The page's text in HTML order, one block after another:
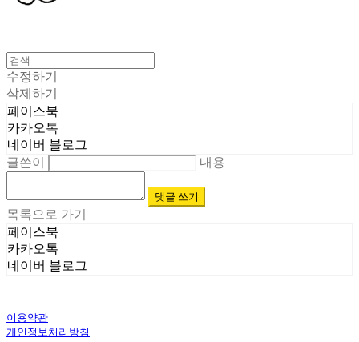
수정하기
삭제하기
페이스북
카카오톡
네이버 블로그
글쓴이
내용
댓글 쓰기
목록으로 가기
페이스북
카카오톡
네이버 블로그
이용약관
개인정보처리방침